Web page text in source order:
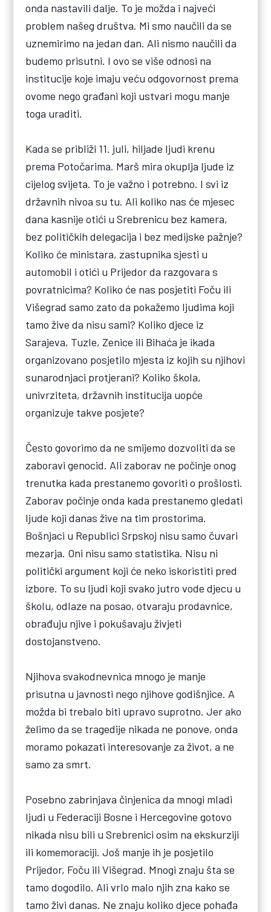
onda nastavili dalje. To je možda i najveći
problem našeg društva. Mi smo naučili da se
uznemirimo na jedan dan. Ali nismo naučili da
budemo prisutni. I ovo se više odnosi na
institucije koje imaju veću odgovornost prema
ovome nego građani koji ustvari mogu manje
toga uraditi.
Kada se približi 11. juli, hiljade ljudi krenu
prema Potočarima. Marš mira okuplja ljude iz
cijelog svijeta. To je važno i potrebno. I svi iz
državnih nivoa su tu. Ali koliko nas će mjesec
dana kasnije otići u Srebrenicu bez kamera,
bez političkih delegacija i bez medijske pažnje?
Koliko će ministara, zastupnika sjesti u
automobil i otići u Prijedor da razgovara s
povratnicima? Koliko će nas posjetiti Foču ili
Višegrad samo zato da pokažemo ljudima koji
tamo žive da nisu sami? Koliko djece iz
Sarajeva, Tuzle, Zenice ili Bihaća je ikada
organizovano posjetilo mjesta iz kojih su njihovi
sunarodnjaci protjerani? Koliko škola,
univrziteta, državnih institucija uopće
organizuje takve posjete?
Često govorimo da ne smijemo dozvoliti da se
zaboravi genocid. Ali zaborav ne počinje onog
trenutka kada prestanemo govoriti o prošlosti.
Zaborav počinje onda kada prestanemo gledati
ljude koji danas žive na tim prostorima.
Bošnjaci u Republici Srpskoj nisu samo čuvari
mezarja. Oni nisu samo statistika. Nisu ni
politički argument koji će neko iskoristiti pred
izbore. To su ljudi koji svako jutro vode djecu u
školu, odlaze na posao, otvaraju prodavnice,
obrađuju njive i pokušavaju živjeti
dostojanstveno.
Njihova svakodnevnica mnogo je manje
prisutna u javnosti nego njihove godišnjice. A
možda bi trebalo biti upravo suprotno. Jer ako
želimo da se tragedije nikada ne ponove, onda
moramo pokazati interesovanje za život, a ne
samo za smrt.
Posebno zabrinjava činjenica da mnogi mladi
ljudi u Federaciji Bosne i Hercegovine gotovo
nikada nisu bili u Srebrenici osim na ekskurziji
ili komemoraciji. Još manje ih je posjetilo
Prijedor, Foču ili Višegrad. Mnogi znaju šta se
tamo dogodilo. Ali vrlo malo njih zna kako se
tamo živi danas. Ne znaju koliko djece pohađa